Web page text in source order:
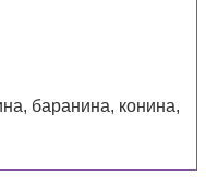
баранина, конина,